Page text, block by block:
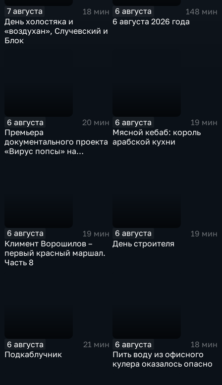
7 августа
18 мин
День холостяка и
«воздухан», Случевский и
Блок
6 августа
148 мин
6 августа 2026 года
6 августа
20 мин
Премьера
документального проекта
«Вирус попсы» на
6 августа
19 мин
Мясной кебаб: король
арабской кухни
6 августа
19 мин
Климент Ворошилов –
первый красный маршал.
Часть 8
6 августа
19 мин
День строителя
6 августа
21 мин
Подкаблучник
6 августа
18 мин
Пить воду из офисного
кулера оказалось опасно